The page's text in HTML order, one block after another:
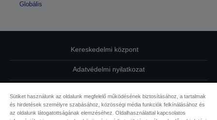
Globális
Kereskedelmi központ
Adatvédelmi nyilatkozat
Kapcsolatfelvétel
Sütiket használunk az oldalunk megfelelő működésének biztosításához, a tartalmak
és hirdetések személyre szabásához, közösségi média funkciók felkínálásához és
az oldalunk látogatottságának elemzéséhez. Oldalhasználattal kapcsolatos